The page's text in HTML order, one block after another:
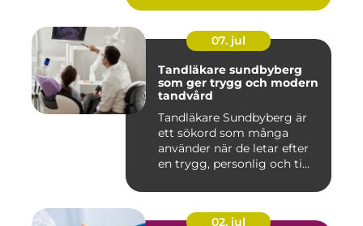
07. jul
Tandläkare sundbyberg
som ger trygg och modern
tandvård
Tandläkare Sundbyberg är
ett sökord som många
använder när de letar efter
en trygg, personlig och ti...
02. jul